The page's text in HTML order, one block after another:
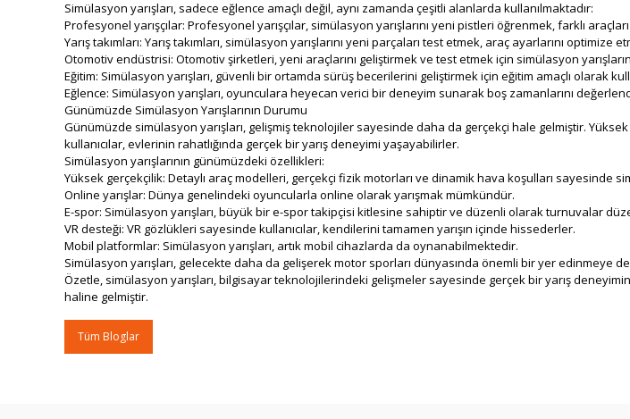
Simülasyon yarışları, sadece eğlence amaçlı değil, aynı zamanda çeşitli alanlarda kullanılmaktadır:
Profesyonel yarışçılar: Profesyonel yarışçılar, simülasyon yarışlarını yeni pistleri öğrenmek, farklı
Yarış takımları: Yarış takımları, simülasyon yarışlarını yeni parçaları test etmek, araç ayarlarını
Otomotiv endüstrisi: Otomotiv şirketleri, yeni araçlarını geliştirmek ve test etmek için simülasyon
Eğitim: Simülasyon yarışları, güvenli bir ortamda sürüş becerilerini geliştirmek için eğitim amaçlı olarak
Eğlence: Simülasyon yarışları, oyunculara heyecan verici bir deneyim sunarak boş zamanlarını
Günümüzde Simülasyon Yarışlarının Durumu
Günümüzde simülasyon yarışları, gelişmiş teknolojiler sayesinde daha da gerçekçi hale gelmiştir.
kullanıcılar, evlerinin rahatlığında gerçek bir yarış deneyimi yaşayabilirler.
Simülasyon yarışlarının günümüzdeki özellikleri:
Yüksek gerçekçilik: Detaylı araç modelleri, gerçekçi fizik motorları ve dinamik hava koşulları sayesinde
Online yarışlar: Dünya genelindeki oyuncularla online olarak yarışmak mümkündür.
E-spor: Simülasyon yarışları, büyük bir e-spor takipçisi kitlesine sahiptir ve düzenli olarak turnuvalar
VR desteği: VR gözlükleri sayesinde kullanıcılar, kendilerini tamamen yarışın içinde hissederler.
Mobil platformlar: Simülasyon yarışları, artık mobil cihazlarda da oynanabilmektedir.
Simülasyon yarışları, gelecekte daha da gelişerek motor sporları dünyasında önemli bir yer edinmeye
Özetle, simülasyon yarışları, bilgisayar teknolojilerindeki gelişmeler sayesinde gerçek bir yarış
haline gelmiştir.
Tüm Bloglar